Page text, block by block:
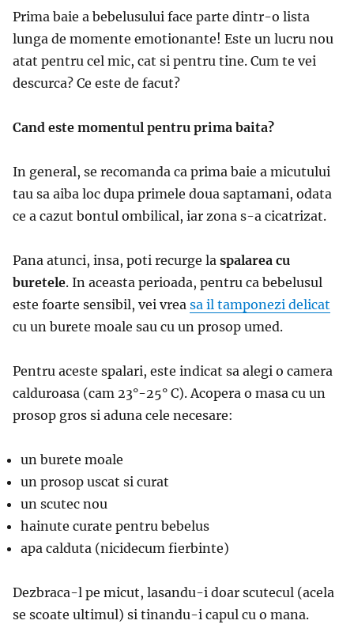
Prima baie a bebelusului face parte dintr-o lista
lunga de momente emotionante! Este un lucru nou
atat pentru cel mic, cat si pentru tine. Cum te vei
descurca? Ce este de facut?
Cand este momentul pentru prima baita?
In general, se recomanda ca prima baie a micutului
tau sa aiba loc dupa primele doua saptamani, odata
ce a cazut bontul ombilical, iar zona s-a cicatrizat.
Pana atunci, insa, poti recurge la spalarea cu
buretele. In aceasta perioada, pentru ca bebelusul
este foarte sensibil, vei vrea sa il tamponezi delicat
cu un burete moale sau cu un prosop umed.
Pentru aceste spalari, este indicat sa alegi o camera
calduroasa (cam 23°-25° C). Acopera o masa cu un
prosop gros si aduna cele necesare:
un burete moale
un prosop uscat si curat
un scutec nou
hainute curate pentru bebelus
apa calduta (nicidecum fierbinte)
Dezbraca-l pe micut, lasandu-i doar scutecul (acela
se scoate ultimul) si tinandu-i capul cu o mana.